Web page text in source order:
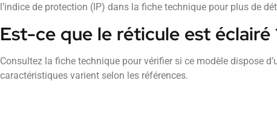
l’indice de protection (IP) dans la fiche technique pour plus de
Est-ce que le réticule est éclairé
Consultez la fiche technique pour vérifier si ce modèle dispose
caractéristiques varient selon les références.